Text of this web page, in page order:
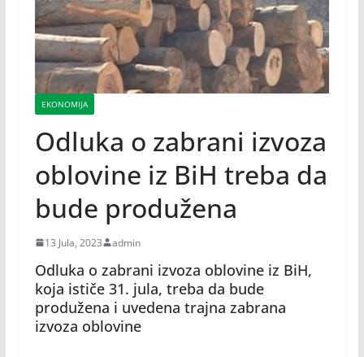
EKONOMIJA
Odluka o zabrani izvoza
oblovine iz BiH treba da
bude produžena
13 Jula, 2023 admin
Odluka o zabrani izvoza oblovine iz BiH,
koja ističe 31. jula, treba da bude
produžena i uvedena trajna zabrana
izvoza oblovine